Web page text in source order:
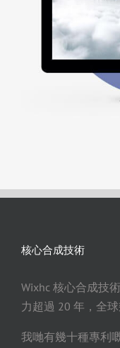
核心合成技術
Wixhc 核心合成技
力超過 20 年，全
我哋有幾十種專利